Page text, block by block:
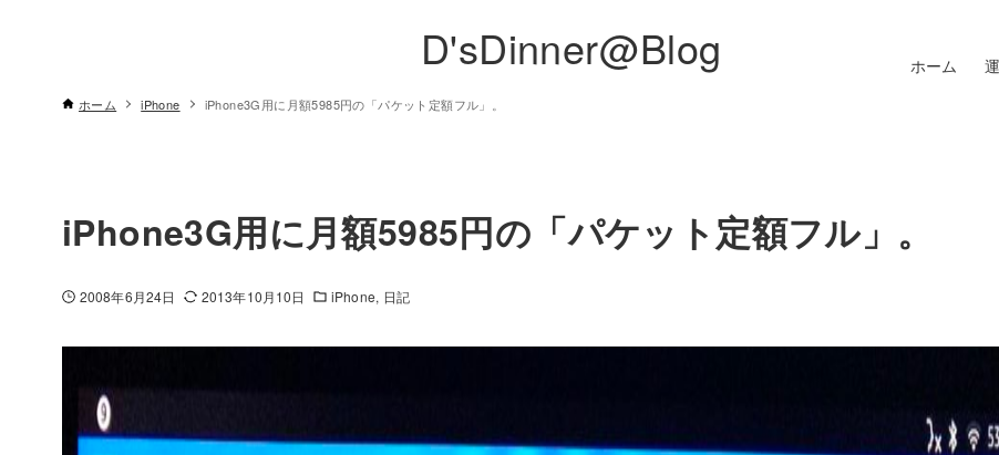
D'sDinner@Blog ホーム
ホーム iPhone iPhone3G用に月額5985円の「パケット定額フル」。
iPhone3G用に月額5985円の「パケット定額フル」。
2008年6月24日 2013年10月10日 iPhone 日記